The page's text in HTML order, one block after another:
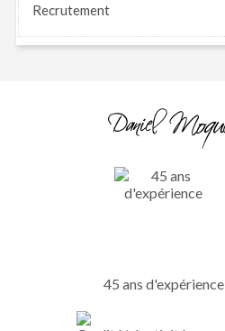
Recrutement
45 ans d'expérience